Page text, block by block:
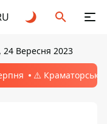
24 Вересня 2023
⚠️ Краматорськ,